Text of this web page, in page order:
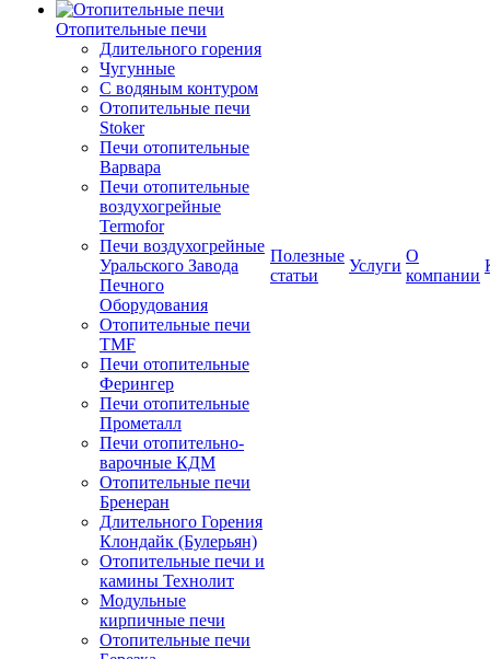
Отопительные печи
Длительного горения
Чугунные
C водяным контуром
Отопительные печи
Stoker
Печи отопительные
Варвара
Печи отопительные
воздухогрейные
Termofor
Печи воздухогрейные
Уральского Завода
Печного
Оборудования
Отопительные печи
TMF
Печи отопительные
Ферингер
Печи отопительные
Прометалл
Печи отопительно-
варочные КДМ
Отопительные печи
Бренеран
Длительного Горения
Клондайк (Булерьян)
Отопительные печи и
камины Технолит
Модульные
кирпичные печи
Отопительные печи
Полезные
статьи
Услуги
О
компании